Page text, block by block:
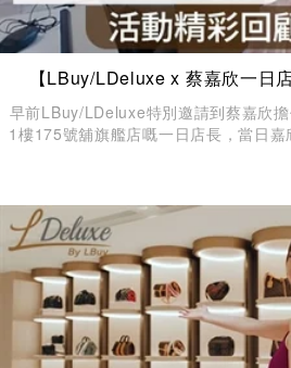
【LBuy/LDeluxe x 蔡嘉欣一日
早前LBuy/LDeluxe特別邀請到蔡嘉欣
1樓175號舖旗艦店嘅一日店長，當日
位影相，試玩任天堂最新遊戲🎮，仲
氛呀✨！